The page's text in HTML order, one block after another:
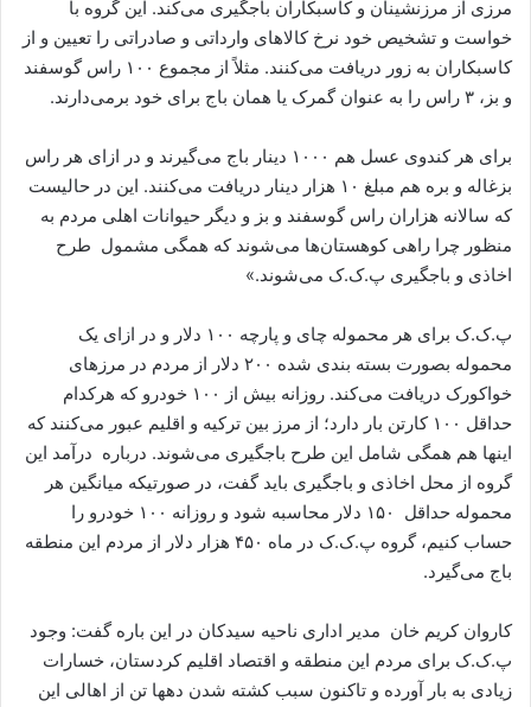
مرزی از مرزنشینان و کاسبکاران باجگیری می‌کند. این گروه با
خواست و تشخیص خود نرخ کالاهای وارداتی و صادراتی را تعیین و از
کاسبکاران به زور دریافت می‌کنند. مثلاً از مجموع ۱۰۰ راس گوسفند
و بز، ۳ راس را به عنوان گمرک یا همان باج برای خود برمی‌دارند.
برای هر کندوی عسل هم ۱۰۰۰ دینار باج می‌گیرند و در ازای هر راس
بزغاله و بره هم مبلغ ۱۰ هزار دینار دریافت می‌کنند. این در حالیست
که سالانه هزاران راس گوسفند و بز و دیگر حیوانات اهلی مردم به
منظور چرا راهی کوهستان‌ها می‌شوند که همگی مشمول طرح
اخاذی و باجگیری پ.ک.ک می‌شوند.»
پ.ک.ک برای هر محموله چای و پارچه ۱۰۰ دلار و در ازای یک
محموله بصورت بسته بندی شده ۲۰۰ دلار از مردم در مرزهای
خواکورک دریافت می‌کند. روزانه بیش از ۱۰۰ خودرو که هرکدام
حداقل ۱۰۰ کارتن بار دارد؛ از مرز بین ترکیه و اقلیم عبور می‌کنند که
اینها هم همگی شامل این طرح باجگیری می‌شوند. درباره درآمد این
گروه از محل اخاذی و باجگیری باید گفت، در صورتیکه میانگین هر
محموله حداقل ۱۵۰ دلار محاسبه شود و روزانه ۱۰۰ خودرو را
حساب کنیم، گروه پ.ک.ک در ماه ۴۵۰ هزار دلار از مردم این منطقه
باج می‌گیرد.
کاروان کریم خان مدیر اداری ناحیه سیدکان در این باره گفت: وجود
پ.ک.ک برای مردم این منطقه و اقتصاد اقلیم کردستان، خسارات
زیادی به بار آورده و تاکنون سبب کشته شدن دهها تن از اهالی این